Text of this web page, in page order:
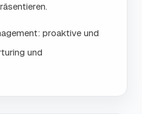
proaktive und
und